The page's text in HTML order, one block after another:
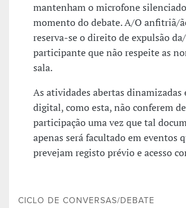
mantenham o microfone
momento do debate. A/O anfitriã/
reserva-se o direito de expulsão
participante que não respeite as
sala.
As atividades abertas
digital, como esta, não conferem
participação uma vez que tal
apenas será facultado em eventos
prevejam registo prévio e acesso
CICLO DE CONVERSAS/DEBATE